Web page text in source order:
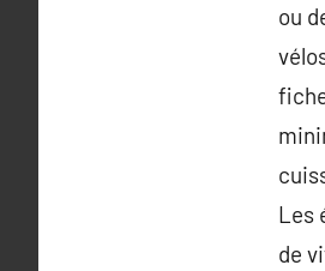
ou
Les
de